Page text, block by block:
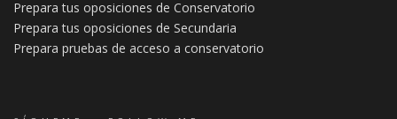
Prepara tus oposiciones de Conservatorio
Prepara tus oposiciones de Secundaria
Prepara pruebas de acceso a conservatorio